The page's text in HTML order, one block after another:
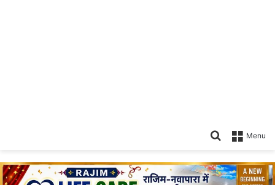
Menu
Search